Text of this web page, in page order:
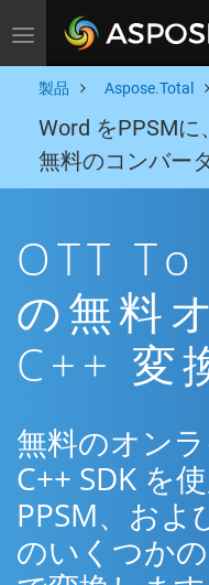
Toggle navigation
製品 Aspose.Total
Word をPPSMに
無料のコンバー
OTT To
の無料
C++ 変
無料のオン
C++ SDK を
PPSM、お
のいくつか